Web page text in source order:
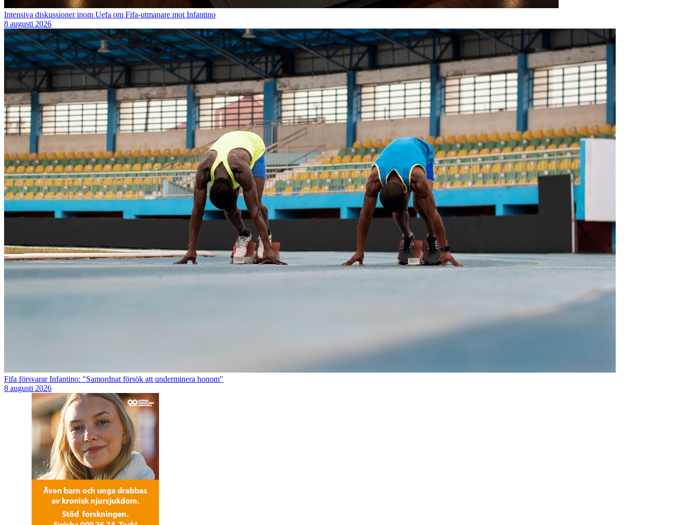
Intensiva diskussioner inom Uefa om Fifa-utmanare mot Infantino
8 augusti 2026
Fifa försvarar Infantino: "Samordnat försök att underminera honom"
8 augusti 2026